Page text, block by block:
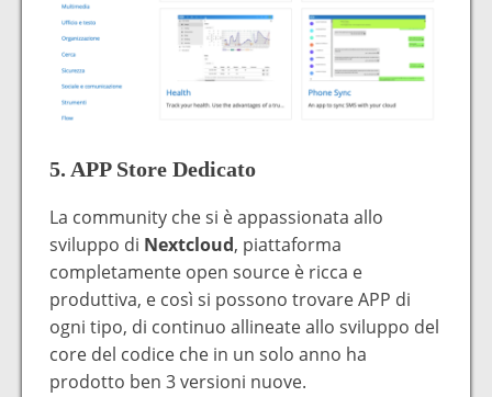
5. APP Store Dedicato
La community che si è appassionata allo
sviluppo di Nextcloud, piattaforma
completamente open source è ricca e
produttiva, e così si possono trovare APP di
ogni tipo, di continuo allineate allo sviluppo del
core del codice che in un solo anno ha
prodotto ben 3 versioni nuove.